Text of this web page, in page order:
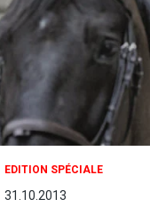
EDITION SPÉCIALE
31.10.2013